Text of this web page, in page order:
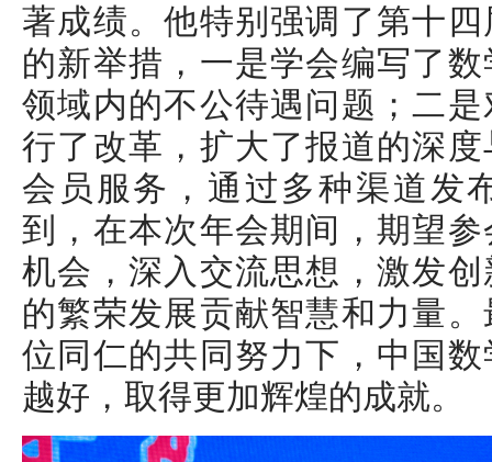
著成绩。他特别强调了第十
的新举措，一是学会编写了
领域内的不公待遇问题；二
行了改革，扩大了报道的深
会员服务，通过多种渠道发
到，在本次年会期间，期望
机会，深入交流思想，激发
的繁荣发展贡献智慧和力量
位同仁的共同努力下，中国
越好，取得更加辉煌的成就。